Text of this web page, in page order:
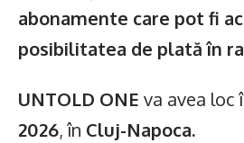
abonamente care pot fi
posibilitatea de plată în
UNTOLD ONE va avea loc
2026, în Cluj-Napoca.